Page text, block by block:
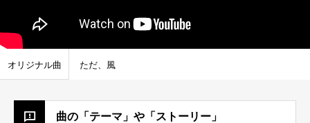
オリジナル曲 ただ、風
曲の「テーマ」や「ストーリー」